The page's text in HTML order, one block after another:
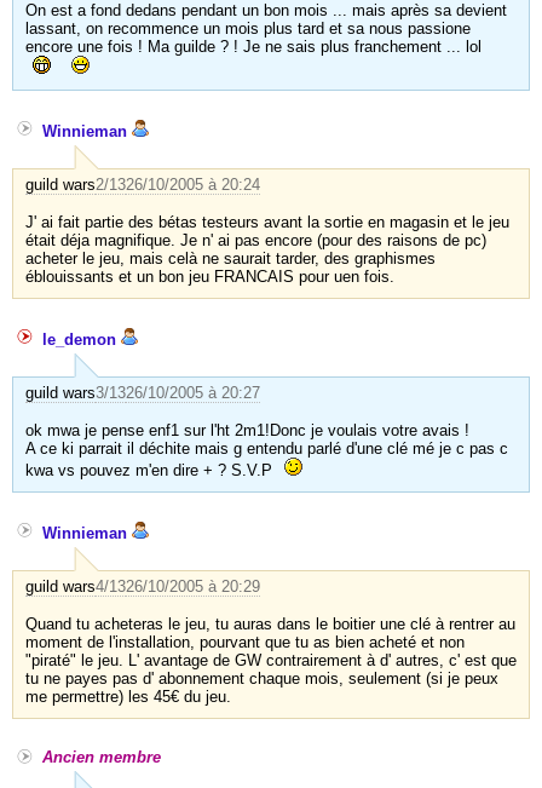
On est a fond dedans pendant un bon mois ... mais après sa devient
lassant, on recommence un mois plus tard et sa nous passione
encore une fois ! Ma guilde ? ! Je ne sais plus franchement ... lol
Winnieman
guild wars2/1326/10/2005 à 20:24
J' ai fait partie des bétas testeurs avant la sortie en magasin et le jeu
était déja magnifique. Je n' ai pas encore (pour des raisons de pc)
acheter le jeu, mais celà ne saurait tarder, des graphismes
éblouissants et un bon jeu FRANCAIS pour uen fois.
le_demon
guild wars3/1326/10/2005 à 20:27
ok mwa je pense enf1 sur l'ht 2m1!Donc je voulais votre avais !
A ce ki parrait il déchite mais g entendu parlé d'une clé mé je c pas c
kwa vs pouvez m'en dire + ? S.V.P
Winnieman
guild wars4/1326/10/2005 à 20:29
Quand tu acheteras le jeu, tu auras dans le boitier une clé à rentrer au
moment de l'installation, pourvant que tu as bien acheté et non
"piraté" le jeu. L' avantage de GW contrairement à d' autres, c' est que
tu ne payes pas d' abonnement chaque mois, seulement (si je peux
me permettre) les 45€ du jeu.
Ancien membre